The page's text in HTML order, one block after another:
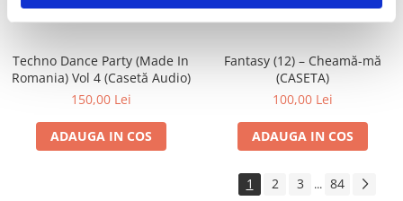
Techno Dance Party (Made In
Romania) Vol 4 (Casetă Audio)
150,00 Lei
ADAUGA IN COS
Fantasy (12) – Cheamă-mă
(CASETA)
100,00 Lei
ADAUGA IN COS
1 2 3 ... 84